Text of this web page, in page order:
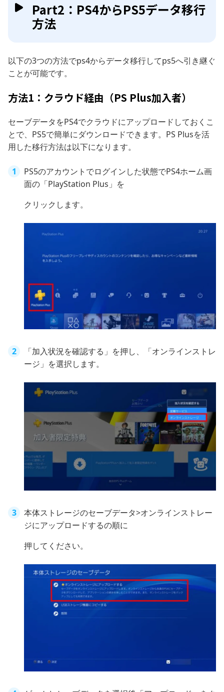
Part2：PS4からPS5データ移行
方法
以下の3つの方法でps4からデータ移行してps5へ引き継ぐ
ことが可能です。
方法1：クラウド経由（PS Plus加入者）
セーブデータをPS4でクラウドにアップロードしておくこ
とで、PS5で簡単にダウンロードできます。PS Plusを活
用した移行方法は以下になります。
PS5のアカウントでログインした状態でPS4ホーム画
面の「PlayStation Plus」を
クリックします。
「加入状況を確認する」を押し、「オンラインストレ
ージ」を選択します。
本体ストレージのセーブデータ>オンラインストレー
ジにアップロードするの順に
押してください。